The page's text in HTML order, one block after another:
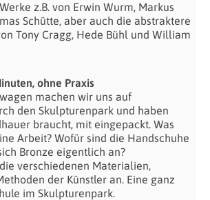
z.B. von Erwin Wurm, Markus
Schütte, aber auch die abstraktere
Tony Cragg, Hede Bühl und William
ohne Praxis
machen wir uns auf
den Skulpturenpark und haben
braucht, mit eingepackt. Was
Arbeit? Wofür sind die Handschuhe
Bronze eigentlich an?
verschiedenen Materialien,
der Künstler an. Eine ganz
im Skulpturenpark.